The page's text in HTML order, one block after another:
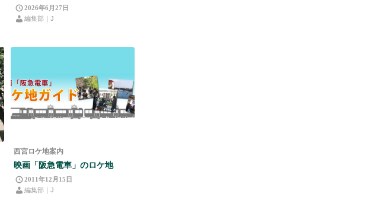
2026年6月27日
編集部｜J
西宮ロケ地案内
映画「阪急電車」のロケ地
2011年12月15日
編集部｜J